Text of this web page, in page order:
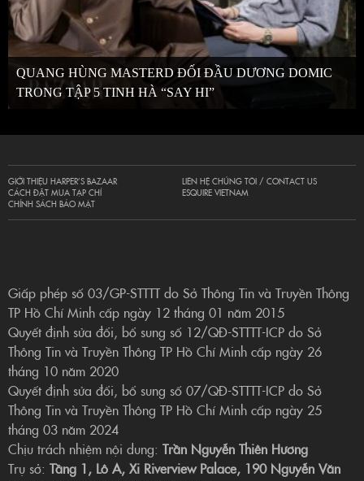
QUANG HÙNG MASTERD ĐỐI ĐẦU DƯƠNG DOMIC
TRONG TẬP 5 TINH HÀ “SAY HI”
GIỚI THIỆU HARPER’S BAZAAR
CÁCH ĐẶT MUA TẠP CHÍ
CHÍNH SÁCH BẢO MẬT
LIÊN HỆ CHÚNG TÔI / CONTACT US
ESQUIRE VIETNAM
Giấp phép số 03/GP-STTTT do Sở Thông Tin và Truyền Thông
TP Hồ Chí Minh cấp ngày 12 tháng 01 năm 2015
Quyết định sửa đổi, bổ sung số 12/QĐ-STTTT-ICP do Sở
Thông Tin và Truyền Thông TP Hồ Chí Minh cấp ngày 26
tháng 10 năm 2020
Quyết định sửa đổi, bổ sung số 07/QĐ-STTTT-ICP do Sở
Thông Tin và Truyền Thông TP Hồ Chí Minh cấp ngày 25
tháng 03 năm 2024
Chịu trách nhiệm nội dung: Trần Nguyễn Thiên Hương
Trụ sở: Tầng 1, Lô A, Xi Riverview Palace, 190 Nguyễn Văn